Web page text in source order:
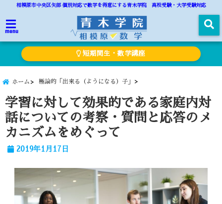
相模原市中央区矢部 個別対応で数学を得意にする青木学院 高校受験・大学受験対応
menu
短期間生・数学講座
ホーム 極論的「出来る（ようになる）子」
学習に対して効果的である家庭内対
話についての考察・質問と応答のメ
カニズムをめぐって
2019年1月17日